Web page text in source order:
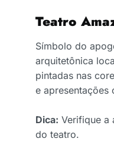
Teatro
Símbolo do
arquitetônica
pintadas nas
e apresentações
Dica: Verifique a
do teatro.